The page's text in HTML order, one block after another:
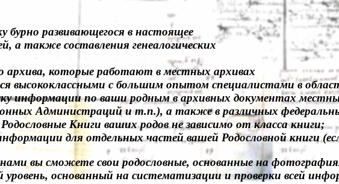
бурно развивающегося в настоящее
а также составления генеалогических
архива, которые работают в местных архивах
высококлассными с большим опытом специалистами в
информации по ваши родным в архивных документах
Администраций и т.п.), а также в различных
Книги ваших родов не зависимо от класса книги;
для отдельных частей вашей Родословной книги
вы сможете свои родословные, основанные на
уровень, основанный на систематизации и проверки всей